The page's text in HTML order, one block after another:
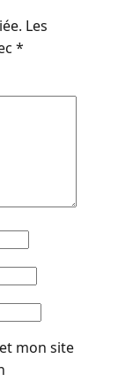
Les
*
mon site